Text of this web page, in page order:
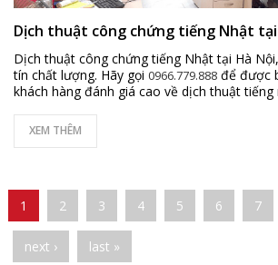
Dịch thuật công chứng tiếng Nhật tại
Dịch thuật công chứng tiếng Nhật tại Hà
tín chất lượng. Hãy gọi 0966.779.888 để được
khách hàng đánh giá cao về dịch thuật tiếng
XEM THÊM
Pages
1 2 3 4 5 6 7
next › last »